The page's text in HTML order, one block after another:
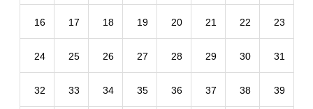
16 17 18 19 20 21 22 23
24 25 26 27 28 29 30 31
32 33 34 35 36 37 38 39